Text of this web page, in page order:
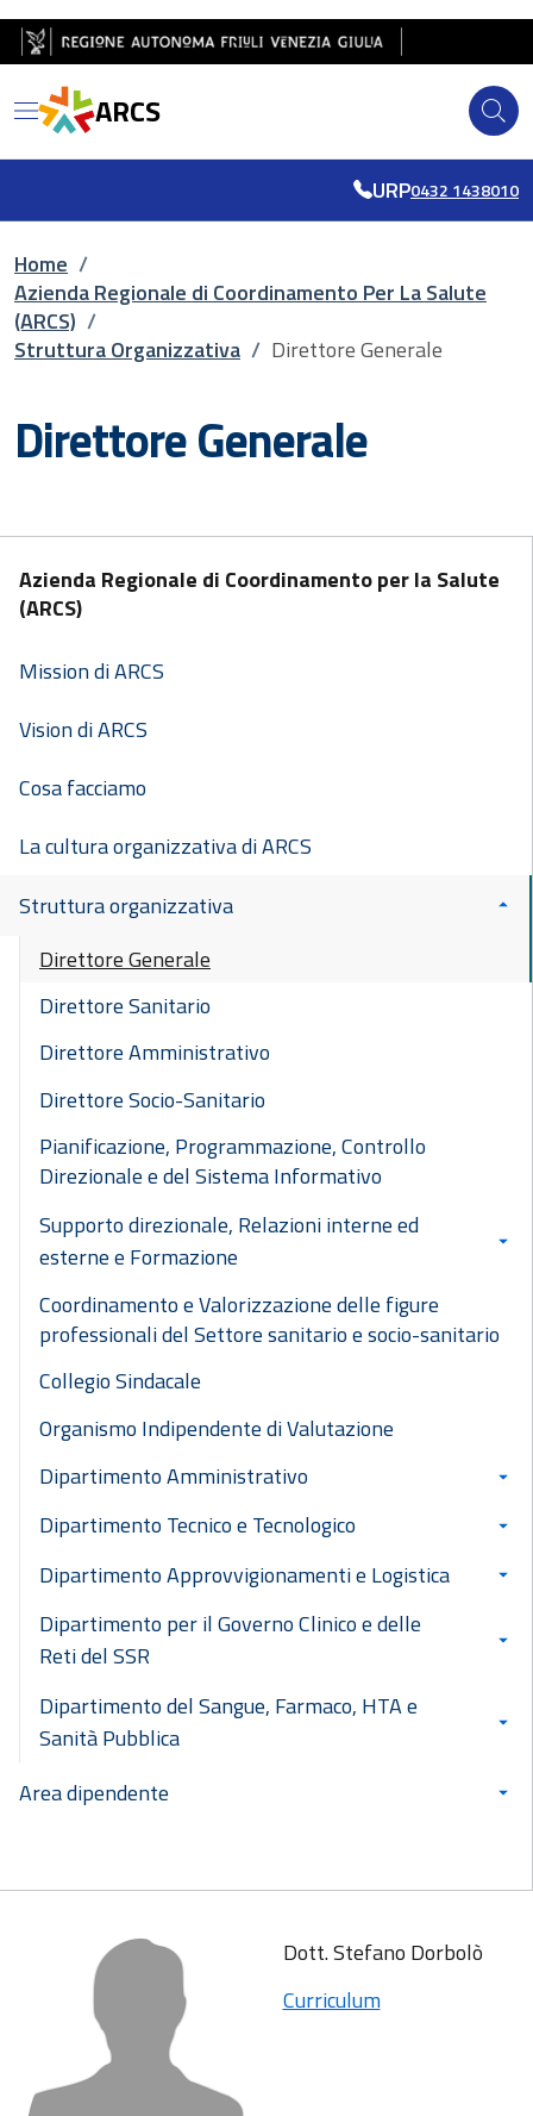
Salta al contenuto principale
Salta al piè di pagina
ARCS
URP0432 1438010
Briciole di pane
Home /
Azienda Regionale di Coordinamento Per La Salute
(ARCS) /
Struttura Organizzativa / Direttore Generale
Direttore Generale
Azienda Regionale di Coordinamento per la Salute
(ARCS)
Mission di ARCS
Vision di ARCS
Cosa facciamo
La cultura organizzativa di ARCS
Struttura organizzativa
Direttore Generale
Direttore Sanitario
Direttore Amministrativo
Direttore Socio-Sanitario
Pianificazione, Programmazione, Controllo
Direzionale e del Sistema Informativo
Supporto direzionale, Relazioni interne ed
esterne e Formazione
Coordinamento e Valorizzazione delle figure
professionali del Settore sanitario e socio-sanitario
Collegio Sindacale
Organismo Indipendente di Valutazione
Dipartimento Amministrativo
Dipartimento Tecnico e Tecnologico
Dipartimento Approvvigionamenti e Logistica
Dipartimento per il Governo Clinico e delle
Reti del SSR
Dipartimento del Sangue, Farmaco, HTA e
Sanità Pubblica
Area dipendente
Dott. Stefano Dorbolò
Curriculum